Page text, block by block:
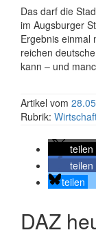
Das darf die
im Augsburger
Ergebnis einmal
reichen
kann – und
Artikel vom
Rubrik:
teilen
teilen
teilen
DAZ